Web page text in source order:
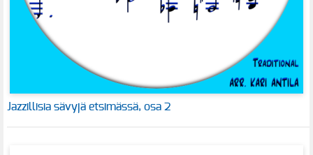
Jazzillisia sävyjä etsimässä, osa 2